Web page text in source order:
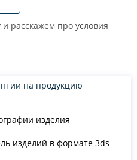
расскажем про условия
изделия
изделий в формате 3ds
на продукцию